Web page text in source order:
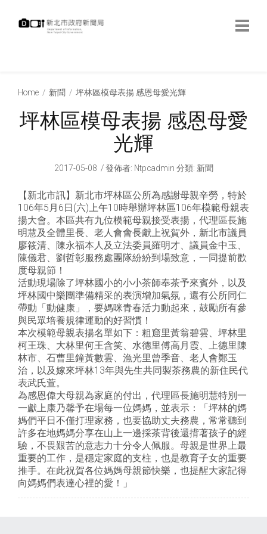
Home 新聞 坪林區模母表揚 感恩母愛光輝
坪林區模母表揚 感恩母愛
光輝
2017-05-08 發佈者: Ntpcadmin 分類: 新聞
【新北市訊】新北市坪林區公所為感謝母親辛勞，特於
106年5月6日(六)上午10時舉辦坪林區106年模範母親表
揚大會。本區共有九位模範母親接受表揚，代理區長施
明慧及全體里長、老人會會長獻上祝賀外，新北市議員
廖筱清、陳永福本人及立法委員羅明才、議員金中玉、
陳儀君、劉哲彰服務處團隊紛紛到場致意，一同提前歡
度母親節！
活動現場除了坪林國小的小小茶師奉茶予來賓外，以及
坪林國中樂團準備精采的表演增加氣氛，還有公所同仁
帶動「動健康」，要媽咪青春活力動起來，鼓勵所有參
與民眾培養規律運動的好習慣！
本次模範母親表揚名單如下：粗窟里黃翁碧雲、坪林里
柯王珠、大林里何王含笑、水德里傅高月霞、上德里陳
林市、石曹里鐘黃數雲、漁光里曾季音、老人會鄭玉
治，以及嫁來坪林13年與先生共同製茶務農的新住民代
表武氏萱。
為感恩偉大母親為家庭的付出，代理區長施明慧特別一
一獻上康乃馨予在場每一位媽媽，並表示：「坪林的媽
媽們平日不僅打理家務，也要協助丈夫務農，常常聽到
許多在地媽媽分享在山上一邊採茶背後還揹著孩子的經
驗，不畏艱苦的意志力十分令人佩服。母親是世界上最
重要的工作，是穩定家庭的支柱，也是教育子女的重要
推手。在此祝賀各位媽媽母親節快樂，也提醒大家記得
向媽媽們表達心裡的愛！」